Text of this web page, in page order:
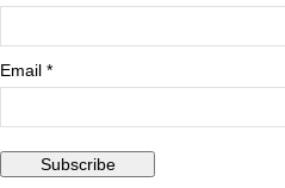
Email *